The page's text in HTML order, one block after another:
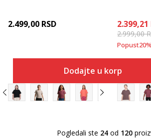
2.499,00 RSD
Dodajte u korpu
2.399,21
2.999,00
Popust20%
Pogledali ste 24 od 120